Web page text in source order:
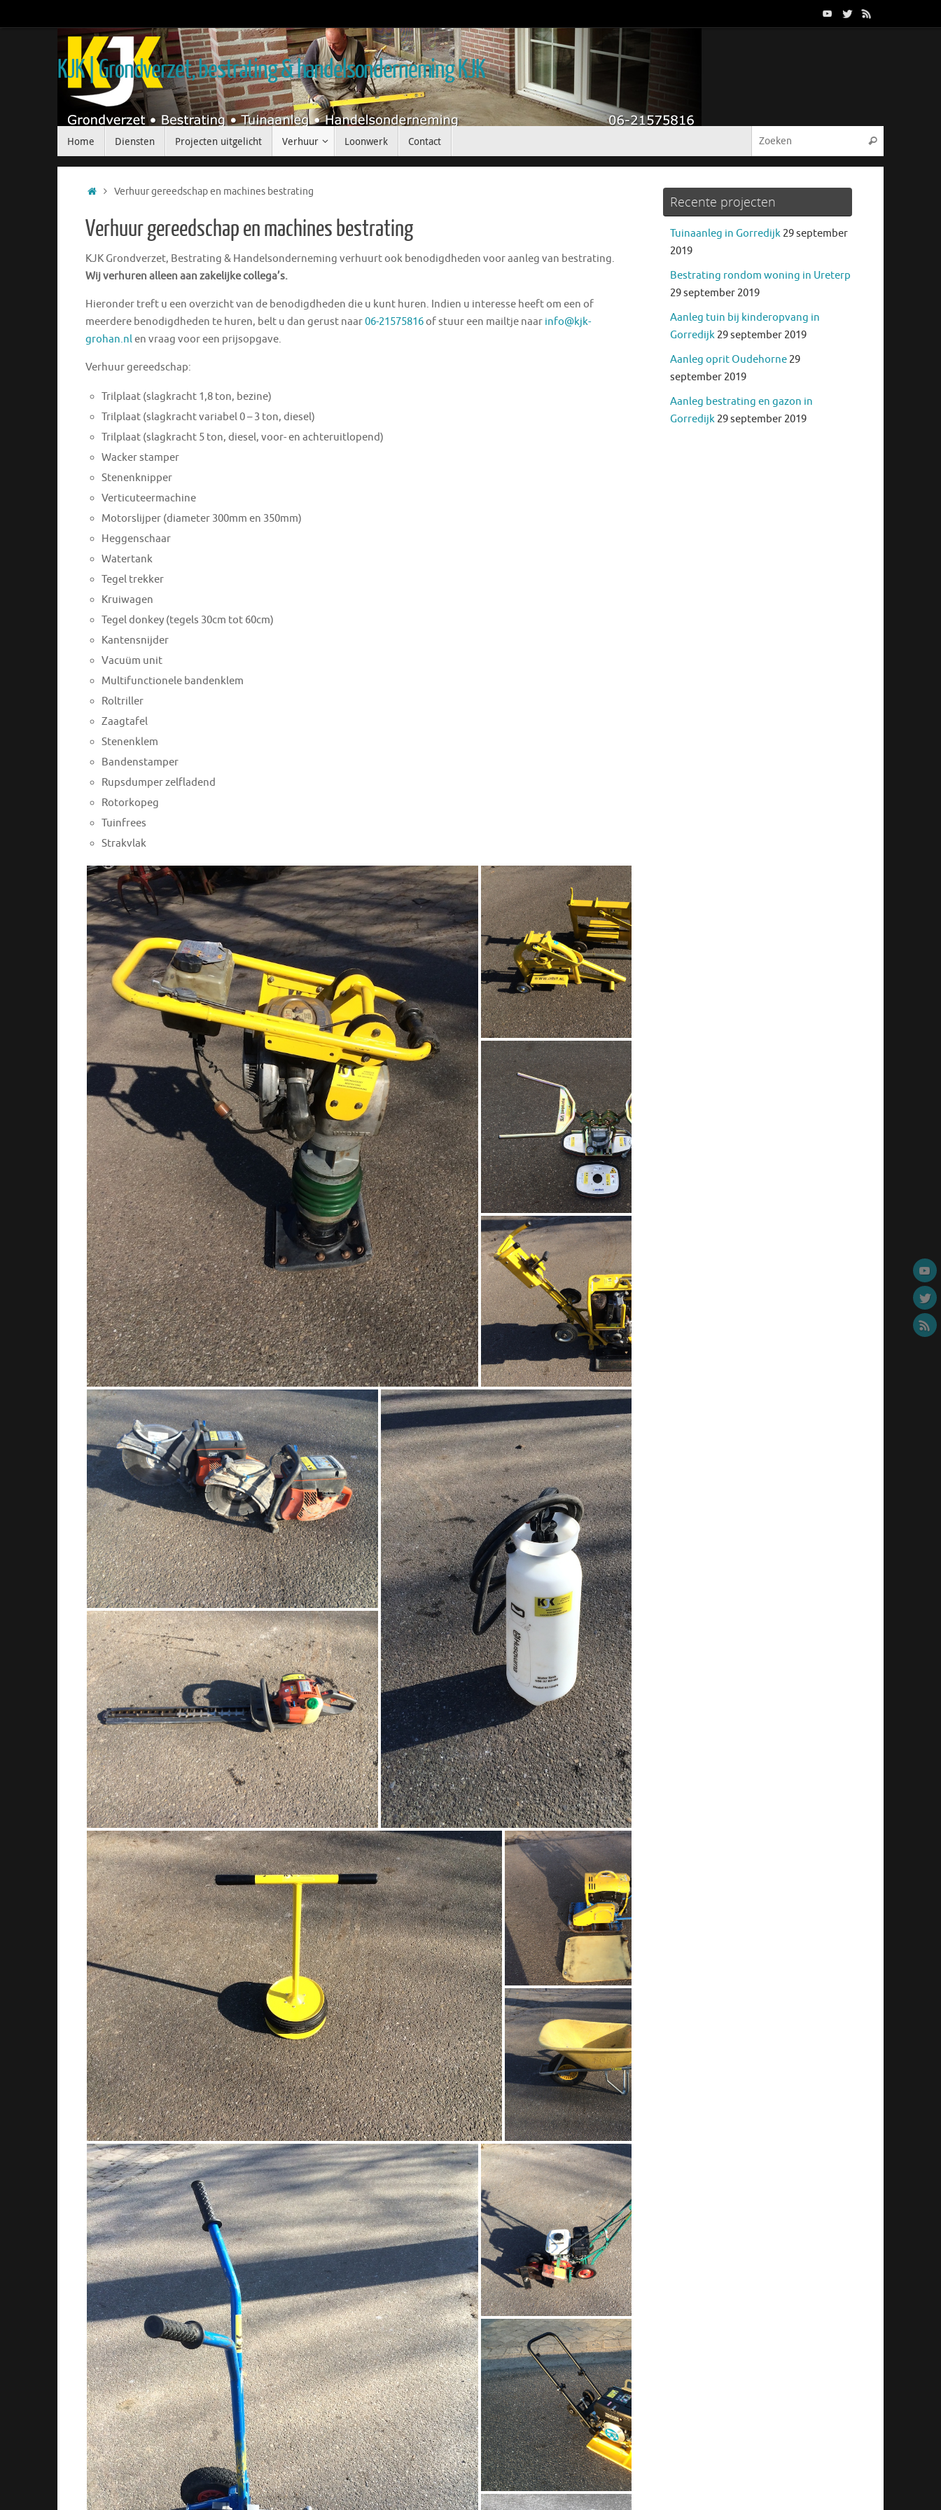
KJK | Grondverzet, bestrating & handelsonderneming KJK
Home Diensten Projecten uitgelicht Verhuur Loonwerk Contact
Verhuur gereedschap en machines bestrating
Verhuur gereedschap en machines bestrating
KJK Grondverzet, Bestrating & Handelsonderneming verhuurt ook benodigdheden voor aanleg van bestrating.
Wij verhuren alleen aan zakelijke collega’s.
Hieronder treft u een overzicht van de benodigdheden die u kunt huren. Indien u interesse heeft om een of
meerdere benodigdheden te huren, belt u dan gerust naar06-21575816of stuur een mailtje naar info@kjk-
grohan.nlen vraag voor een prijsopgave.
Verhuur gereedschap:
Trilplaat (slagkracht 1,8 ton, bezine)
Trilplaat (slagkracht variabel 0 – 3 ton, diesel)
Trilplaat (slagkracht 5 ton, diesel, voor- en achteruitlopend)
Wacker stamper
Stenenknipper
Verticuteermachine
Motorslijper (diameter 300mm en 350mm)
Heggenschaar
Watertank
Tegel trekker
Kruiwagen
Tegel donkey (tegels 30cm tot 60cm)
Kantensnijder
Vacuüm unit
Multifunctionele bandenklem
Roltriller
Zaagtafel
Stenenklem
Bandenstamper
Rupsdumper zelfladend
Rotorkopeg
Tuinfrees
Strakvlak
Recente projecten
Tuinaanleg in Gorredijk 29 september
2019
Bestrating rondom woning in Ureterp
29 september 2019
Aanleg tuin bij kinderopvang in
Gorredijk 29 september 2019
Aanleg oprit Oudehorne 29
september 2019
Aanleg bestrating en gazon in
Gorredijk 29 september 2019